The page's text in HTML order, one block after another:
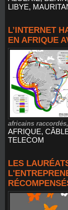
LIBYE,
L’INTERNET
EN AFRIQUE
africains
AFRIQUE,
TELECOM
LES